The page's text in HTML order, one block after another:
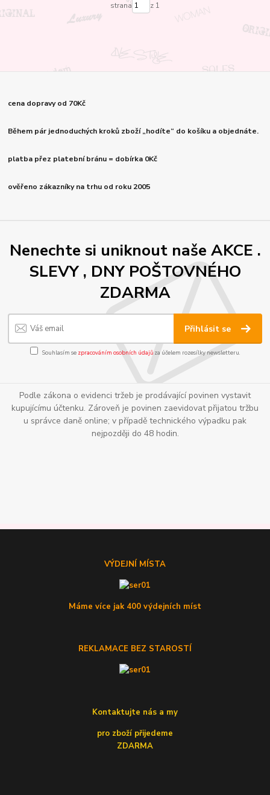
strana z 1
cena dopravy od 70Kč
Během pár jednoduchých kroků zboží „hodíte“ do košíku a objednáte.
platba přez platební bránu = dobírka 0Kč
ověřeno zákazníky na trhu od roku 2005
Nenechte si uniknout naše AKCE .
SLEVY , DNY POŠTOVNÉHO
ZDARMA
Přihlásit se
Souhlasím se zpracováním osobních údajůza účelem rozesílky newsletteru.
Podle zákona o evidenci tržeb je prodávající povinen vystavit
kupujícímu účtenku. Zároveň je povinen zaevidovat přijatou tržbu
u správce daně online; v případě technického výpadku pak
nejpozději do 48 hodin.
VÝDEJNÍ MÍSTA
Máme více jak 400 výdejních míst
REKLAMACE BEZ STAROSTÍ
Kontaktujte nás a my
pro zboží přijedeme
ZDARMA